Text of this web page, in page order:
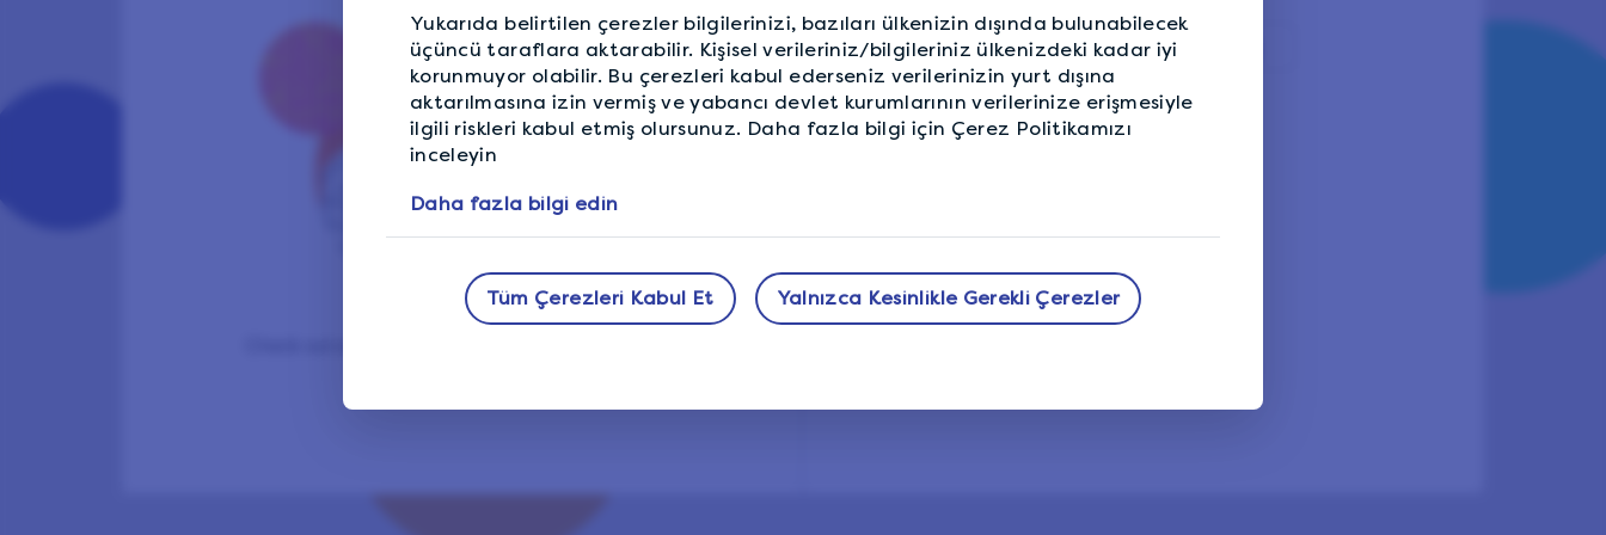
Yukarıda belirtilen çerezler bilgilerinizi, bazıları ülkenizin dışında bulunabilecek
üçüncü taraflara aktarabilir. Kişisel verileriniz/bilgileriniz ülkenizdeki kadar iyi
korunmuyor olabilir. Bu çerezleri kabul ederseniz verilerinizin yurt dışına
aktarılmasına izin vermiş ve yabancı devlet kurumlarının verilerinize erişmesiyle
ilgili riskleri kabul etmiş olursunuz. Daha fazla bilgi için Çerez Politikamızı
inceleyin
Daha fazla bilgi edin
Tüm Çerezleri Kabul Et Yalnızca Kesinlikle Gerekli Çerezler
Bir sorun bildir